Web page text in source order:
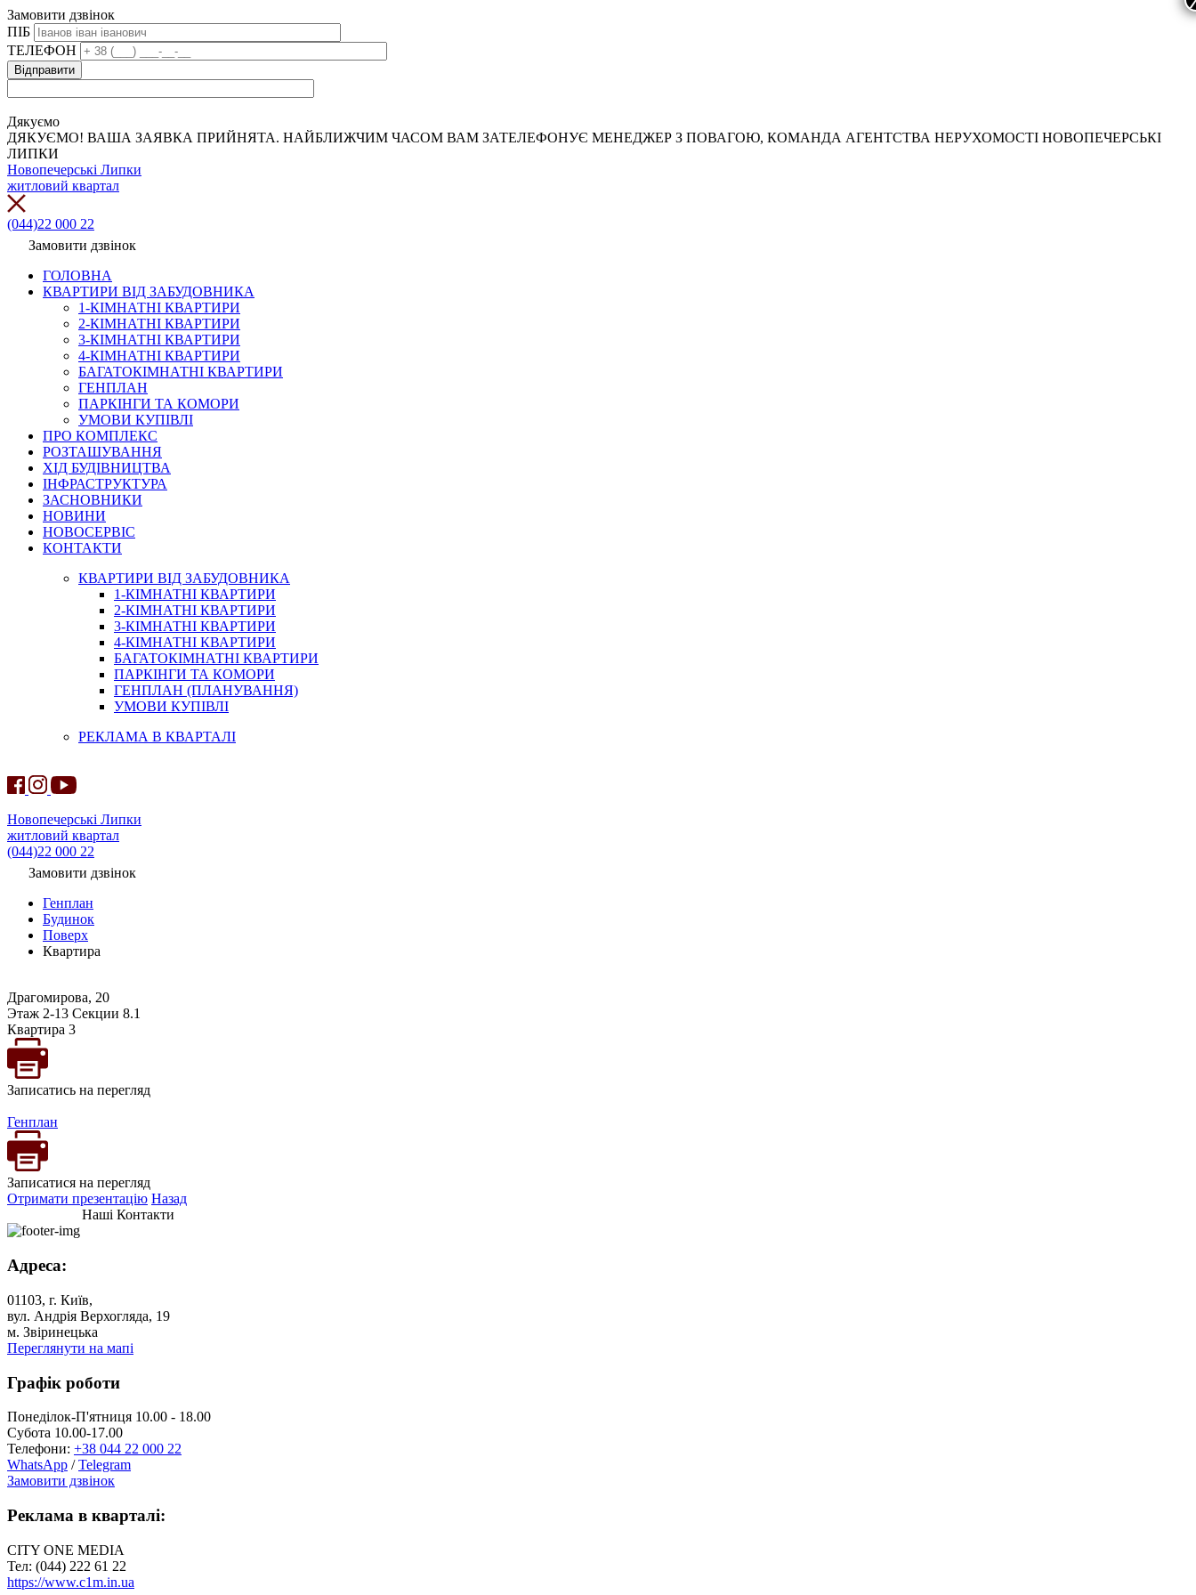
Замовити дзвінок
ПІБ
ТЕЛЕФОН
Дякуємо
ДЯКУЄМО! ВАША ЗАЯВКА ПРИЙНЯТА. НАЙБЛИЖЧИМ ЧАСОМ ВАМ ЗАТЕЛЕФОНУЄ МЕНЕДЖЕР З ПОВАГОЮ, КОМАНДА АГЕНТСТВА НЕРУХОМОСТІ НОВОПЕЧЕРСЬКІ
ЛИПКИ
Новопечерські Липки
житловий квартал
(044)22 000 22
Замовити дзвінок
ГОЛОВНА
КВАРТИРИ ВІД ЗАБУДОВНИКА
1-КІМНАТНІ КВАРТИРИ
2-КІМНАТНІ КВАРТИРИ
3-КІМНАТНІ КВАРТИРИ
4-КІМНАТНІ КВАРТИРИ
БАГАТОКІМНАТНІ КВАРТИРИ
ГЕНПЛАН
ПАРКІНГИ ТА КОМОРИ
УМОВИ КУПІВЛІ
ПРО КОМПЛЕКС
РОЗТАШУВАННЯ
ХІД БУДІВНИЦТВА
ІНФРАСТРУКТУРА
ЗАСНОВНИКИ
НОВИНИ
НОВОСЕРВІС
КОНТАКТИ
КВАРТИРИ ВІД ЗАБУДОВНИКА
1-КІМНАТНІ КВАРТИРИ
2-КІМНАТНІ КВАРТИРИ
3-КІМНАТНІ КВАРТИРИ
4-КІМНАТНІ КВАРТИРИ
БАГАТОКІМНАТНІ КВАРТИРИ
ПАРКІНГИ ТА КОМОРИ
ГЕНПЛАН (ПЛАНУВАННЯ)
УМОВИ КУПІВЛІ
РЕКЛАМА В КВАРТАЛІ
Новопечерські Липки
житловий квартал
(044)22 000 22
Замовити дзвінок
Генплан
Будинок
Поверх
Квартира
Драгомирова, 20
Этаж 2-13 Секции 8.1
Квартира 3
Записатись на перегляд
Генплан
Записатися на перегляд
Отримати презентацію Назад
Наші Контакти
Адреса:
01103, г. Київ,
вул. Андрія Верхогляда, 19
м. Звіринецька
Переглянути на мапі
Графік роботи
Понеділок-П'ятниця 10.00 - 18.00
Субота 10.00-17.00
Телефони: +38 044 22 000 22
WhatsApp /Telegram
Замовити дзвінок
Реклама в кварталі:
CITY ONE MEDIA
Тел: (044) 222 61 22
https://www.c1m.in.ua